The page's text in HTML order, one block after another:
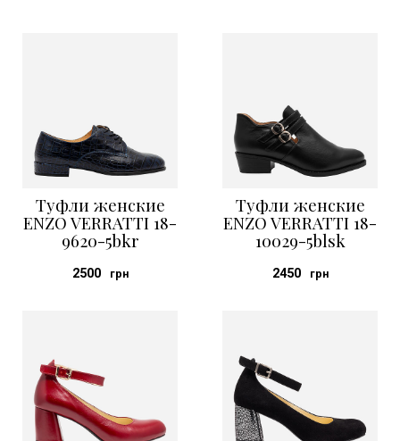
Туфли женские
ENZO VERRATTI 18-
9620-5bkr
2500 грн
Туфли женские
ENZO VERRATTI 18-
10029-5blsk
2450 грн